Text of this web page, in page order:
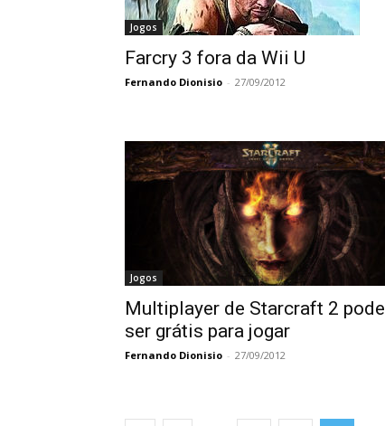
Jogos
Farcry 3 fora da Wii U
Fernando Dionisio - 27/09/2012
Jogos
Multiplayer de Starcraft 2
ser grátis para jogar
Fernando Dionisio - 27/09/2012